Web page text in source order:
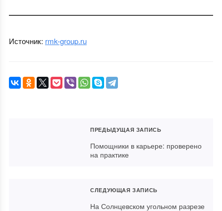
Источник: rmk-group.ru
ПРЕДЫДУЩАЯ ЗАПИСЬ
Помощники в карьере: проверено
на практике
СЛЕДУЮЩАЯ ЗАПИСЬ
На Солнцевском угольном разрезе